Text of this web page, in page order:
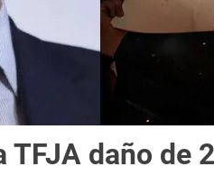
TFJA daño de